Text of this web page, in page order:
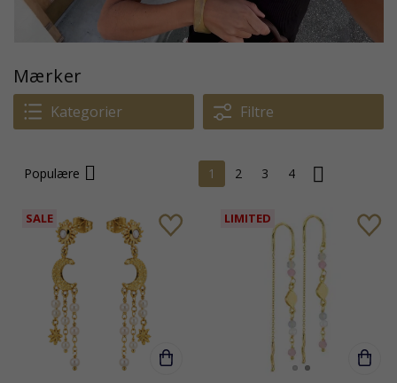
Mærker
Kategorier Filtre
Populære 1 2 3 4
SALE LIMITED